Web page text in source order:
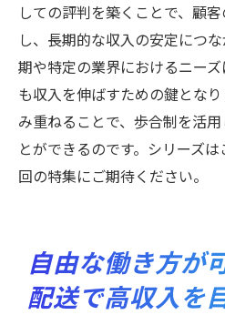
しての評判を築くことで、顧
し、長期的な収入の安定につ
期や特定の業界におけるニー
も収入を伸ばすための鍵とな
み重ねることで、歩合制を活
とができるのです。シリーズ
回の特集にご期待ください。
自由な働き方が
配送で高収入を